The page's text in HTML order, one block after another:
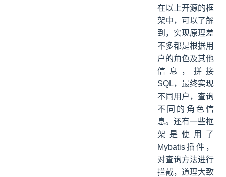
在以上开源的框
架中，可以了解
到，实现原理差
不多都是根据用
户的角色及其他
信息，拼接
SQL，最终实现
不同用户，查询
不同的角色信
息。还有一些框
架是使用了
Mybatis插件，
对查询方法进行
拦截，道理大致